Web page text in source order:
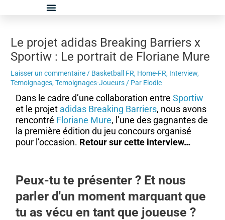
Le projet adidas Breaking Barriers x
Sportiw : Le portrait de Floriane Mure
Laisser un commentaire / Basketball FR, Home-FR, Interview,
Temoignages,Temoignages-Joueurs / Par Elodie
Dans le cadre d’une collaboration entreSportiw
et le projet adidas Breaking Barriers, nous avons
rencontré Floriane Mure, l’une des gagnantes de
la première édition du jeu concours organisé
pour l’occasion. Retour sur cette interview…
Peux-tu te présenter ? Et nous
parler d'un moment marquant que
tu as vécu en tant que joueuse ?